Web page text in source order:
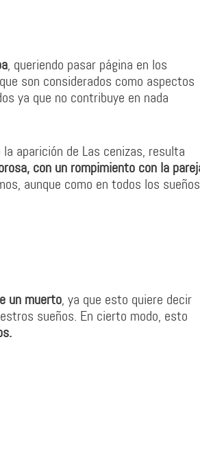
, queriendo pasar página en los
son considerados como aspectos
ya que no contribuye en nada
aparición de Las cenizas, resulta
con un rompimiento con la
aunque como en todos los
un muerto, ya que esto quiere decir
sueños. En cierto modo, esto